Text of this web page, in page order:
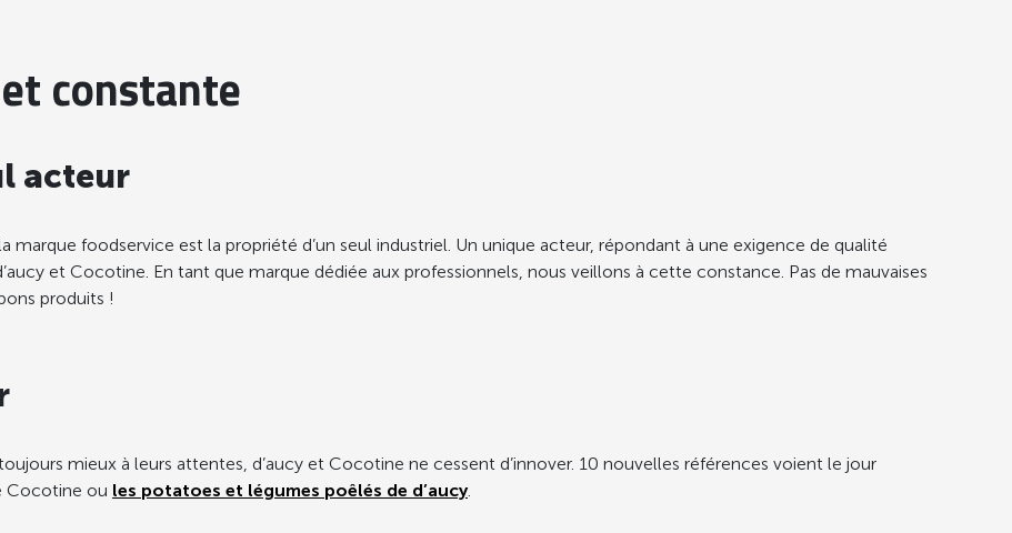
constante
acteur
foodservice est la propriété d’un seul industriel. Un unique acteur, répondant à une exigence de qualité
et Cocotine. En tant que marque dédiée aux professionnels, nous veillons à cette constance. Pas de mauvaises
produits !
mieux à leurs attentes, d’aucy et Cocotine ne cessent d’innover. 10 nouvelles références voient le jour
Cocotine ou les potatoes et légumes poêlés de d’aucy.